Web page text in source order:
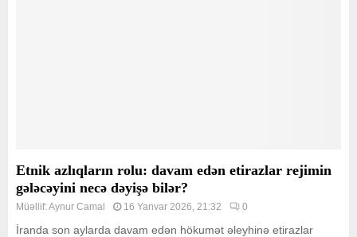
Etnik azlıqların rolu: davam edən etirazlar rejimin
gələcəyini necə dəyişə bilər?
Müəllif:Aynur Camal 16 Yanvar 2026, 21:32 0
İranda son aylarda davam edən hökumət əleyhinə etirazlar